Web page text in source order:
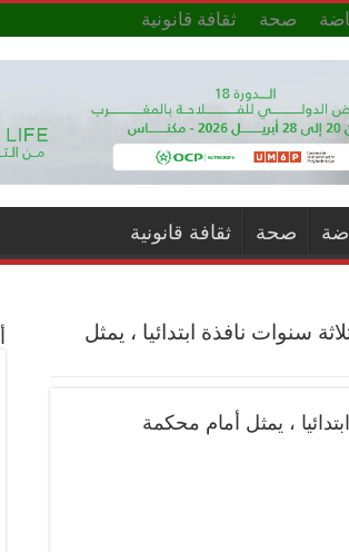
صحة ثقافة قانونية
صحة ثقافة قانونية
سنوات نافذة ابتدائيا ، يمثل
، يمثل أمام محكمة